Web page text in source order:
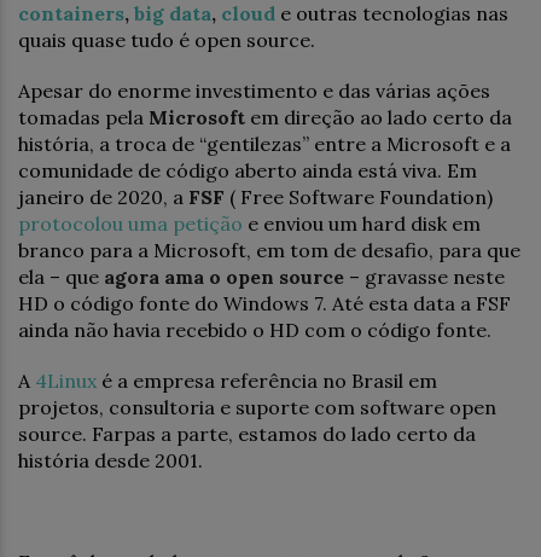
containers, big data, cloud e outras tecnologias nas
quais quase tudo é open source.
Apesar do enorme investimento e das várias ações
tomadas pela Microsoft em direção ao lado certo da
história, a troca de “gentilezas” entre a Microsoft e a
comunidade de código aberto ainda está viva. Em
janeiro de 2020, a FSF ( Free Software Foundation)
protocolou uma petição e enviou um hard disk em
branco para a Microsoft, em tom de desafio, para que
ela – que agora ama o open source – gravasse neste
HD o código fonte do Windows 7. Até esta data a FSF
ainda não havia recebido o HD com o código fonte.
A 4Linux é a empresa referência no Brasil em
projetos, consultoria e suporte com software open
source. Farpas a parte, estamos do lado certo da
história desde 2001.